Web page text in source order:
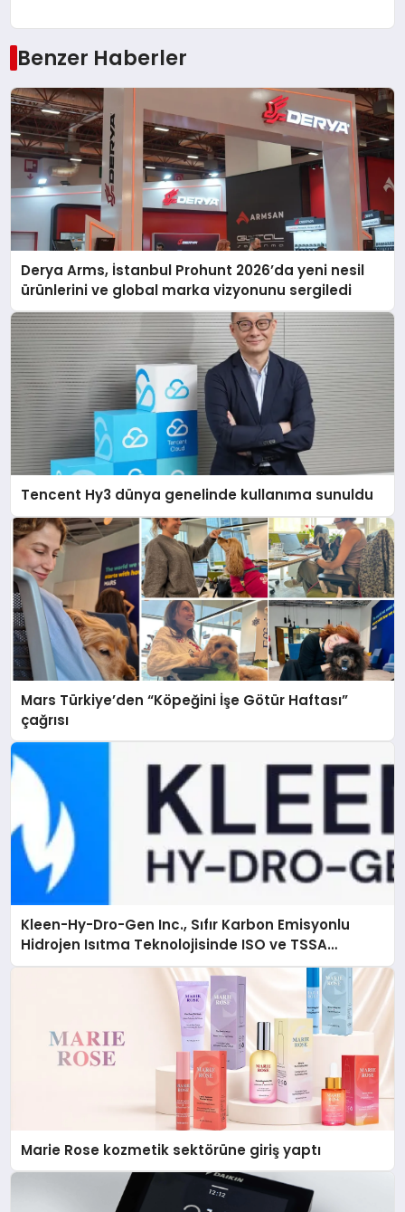
Benzer Haberler
Derya Arms, İstanbul Prohunt 2026’da yeni nesil
ürünlerini ve global marka vizyonunu sergiledi
Tencent Hy3 dünya genelinde kullanıma sunuldu
Mars Türkiye’den “Köpeğini İşe Götür Haftası”
çağrısı
Kleen-Hy-Dro-Gen Inc., Sıfır Karbon Emisyonlu
Hidrojen Isıtma Teknolojisinde ISO ve TSSA
Düzenleyici Onaylarını Aldı
Marie Rose kozmetik sektörüne giriş yaptı